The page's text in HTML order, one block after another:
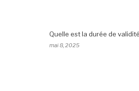
Quelle est la durée de validité
mai 8, 2025